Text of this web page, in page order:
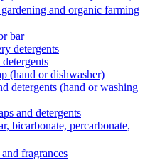
and organic farming
bar
detergents
(hand or dishwasher)
detergents (hand or washing
and detergents
bicarbonate, percarbonate,
fragrances